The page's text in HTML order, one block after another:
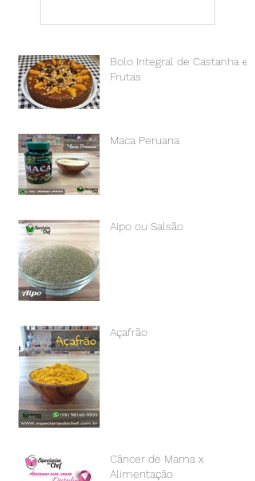
Bolo Integral de Castanha e
Frutas
Maca Peruana
Aipo ou Salsão
Açafrão
Câncer de Mama x
Alimentação